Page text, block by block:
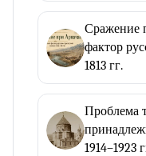
Сражение
фактор
1813 гг.
Проблема
1914–1923